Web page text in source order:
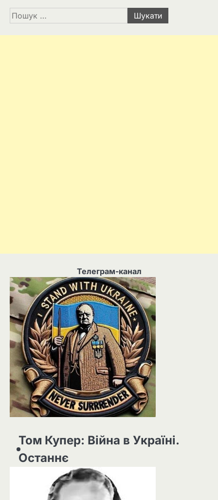
Пошук:
Телеграм-канал
Том Купер: Війна в Україні.
Останнє